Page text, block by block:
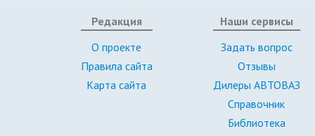
Редакция
О проекте
Правила сайта
Карта сайта
Наши сервисы
Задать вопрос
Отзывы
Дилеры АВТОВАЗ
Справочник
Библиотека